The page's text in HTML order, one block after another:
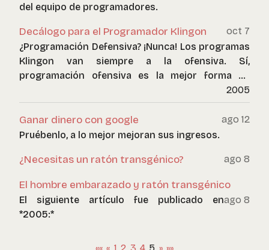
del equipo de programadores.
Decálogo para el Programador Klingon
oct 7
¿Programación Defensiva? ¡Nunca! Los programas
Klingon van siempre a la ofensiva. Sí,
programación ofensiva es la mejor forma de
2005
Ganar dinero con google
ago 12
Pruébenlo, a lo mejor mejoran sus ingresos.
¿Necesitas un ratón transgénico? ago 8
El hombre embarazado y ratón transgénico
ago 8
El siguiente artículo fue publicado en
*2005:*